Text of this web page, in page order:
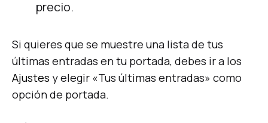
precio.
Si quieres que se muestre una lista de tus
últimas entradas en tu portada, debes ir a los
Ajustes y elegir «Tus últimas entradas» como
opción de portada.